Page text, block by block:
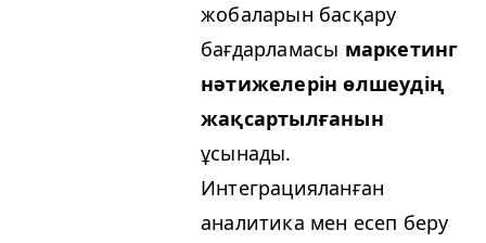
жобаларын басқару
бағдарламасы маркетинг
нәтижелерін өлшеудің
жақсартылғанын
ұсынады.
Интеграцияланған
аналитика мен есеп беру